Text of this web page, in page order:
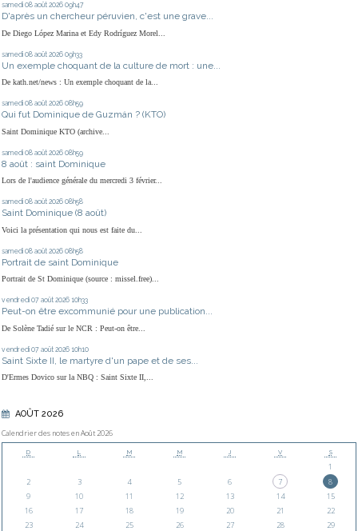
samedi 08 août 2026 09h47
D'après un chercheur péruvien, c'est une grave...
De Diego López Marina et Edy Rodríguez Morel...
samedi 08 août 2026 09h33
Un exemple choquant de la culture de mort : une...
De kath.net/news : Un exemple choquant de la...
samedi 08 août 2026 08h59
Qui fut Dominique de Guzmán ? (KTO)
Saint Dominique KTO (archive...
samedi 08 août 2026 08h59
8 août : saint Dominique
Lors de l'audience générale du mercredi 3 février...
samedi 08 août 2026 08h58
Saint Dominique (8 août)
Voici la présentation qui nous est faite du...
samedi 08 août 2026 08h58
Portrait de saint Dominique
Portrait de St Dominique (source : missel.free)...
vendredi 07 août 2026 10h33
Peut-on être excommunié pour une publication...
De Solène Tadié sur le NCR : Peut-on être...
vendredi 07 août 2026 10h10
Saint Sixte II, le martyre d'un pape et de ses...
D'Ermes Dovico sur la NBQ : Saint Sixte II,...
AOÛT 2026
Calendrier des notes en Août 2026
D L M M J V S
1
2
3 4 5 6 7
8
9
10 11 12 13 14
15
16
17 18 19 20 21
22
23
24 25 26 27 28
29